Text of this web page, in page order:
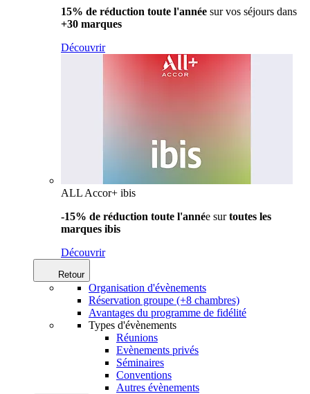
15% de réduction toute l'année sur vos séjours dans
+30 marques
Découvrir
ALL Accor+ ibis
-15% de réduction toute l'année surtoutes les
marques ibis
Découvrir
Retour
Organisation d'évènements
Réservation groupe (+8 chambres)
Avantages du programme de fidélité
Types d'évènements
Réunions
Evènements privés
Séminaires
Conventions
Autres évènements